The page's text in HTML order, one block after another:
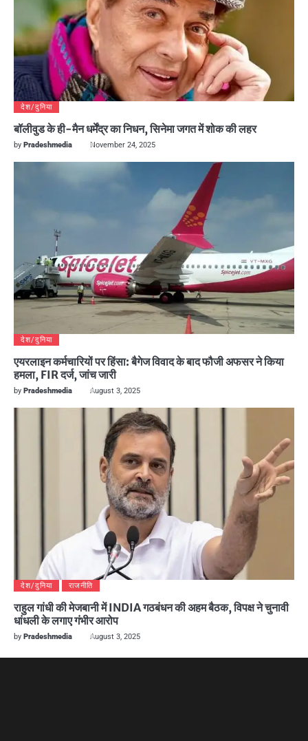
देश/दुनिया
बॉलीवुड के ही-मैन धर्मेंद्र का निधन, सिनेमा जगत में शोक की लहर
by Pradeshmedia November 24, 2025
देश/दुनिया
एयरलाइन कर्मचारियों पर हिंसा: बैगेज विवाद के बाद फौजी अफसर ने किया
हमला, FIR दर्ज, जांच जारी
by Pradeshmedia August 3, 2025
देश/दुनिया राजनीति
राहुल गांधी की मेजबानी में INDIA गठबंधन की अहम बैठक, विपक्ष ने चुनावी
धांधली के लगाए गंभीर आरोप
by Pradeshmedia August 3, 2025